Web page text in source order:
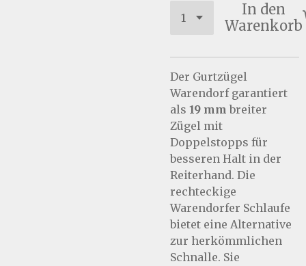
In den
Warenkorb
Der Gurtzügel
Warendorf garantiert
als 19 mm breiter
Zügel mit
Doppelstopps für
besseren Halt in der
Reiterhand. Die
rechteckige
Warendorfer Schlaufe
bietet eine Alternative
zur herkömmlichen
Schnalle. Sie